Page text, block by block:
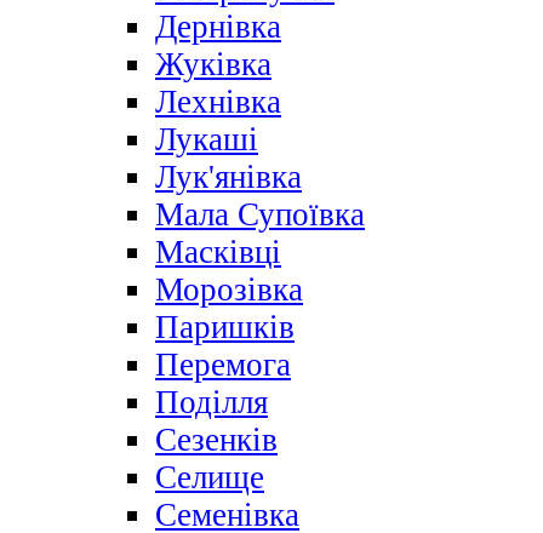
Дернівка
Жуківка
Лехнівка
Лукаші
Лук'янівка
Мала Супоївка
Масківці
Морозівка
Паришків
Перемога
Поділля
Сезенків
Селище
Семенівка